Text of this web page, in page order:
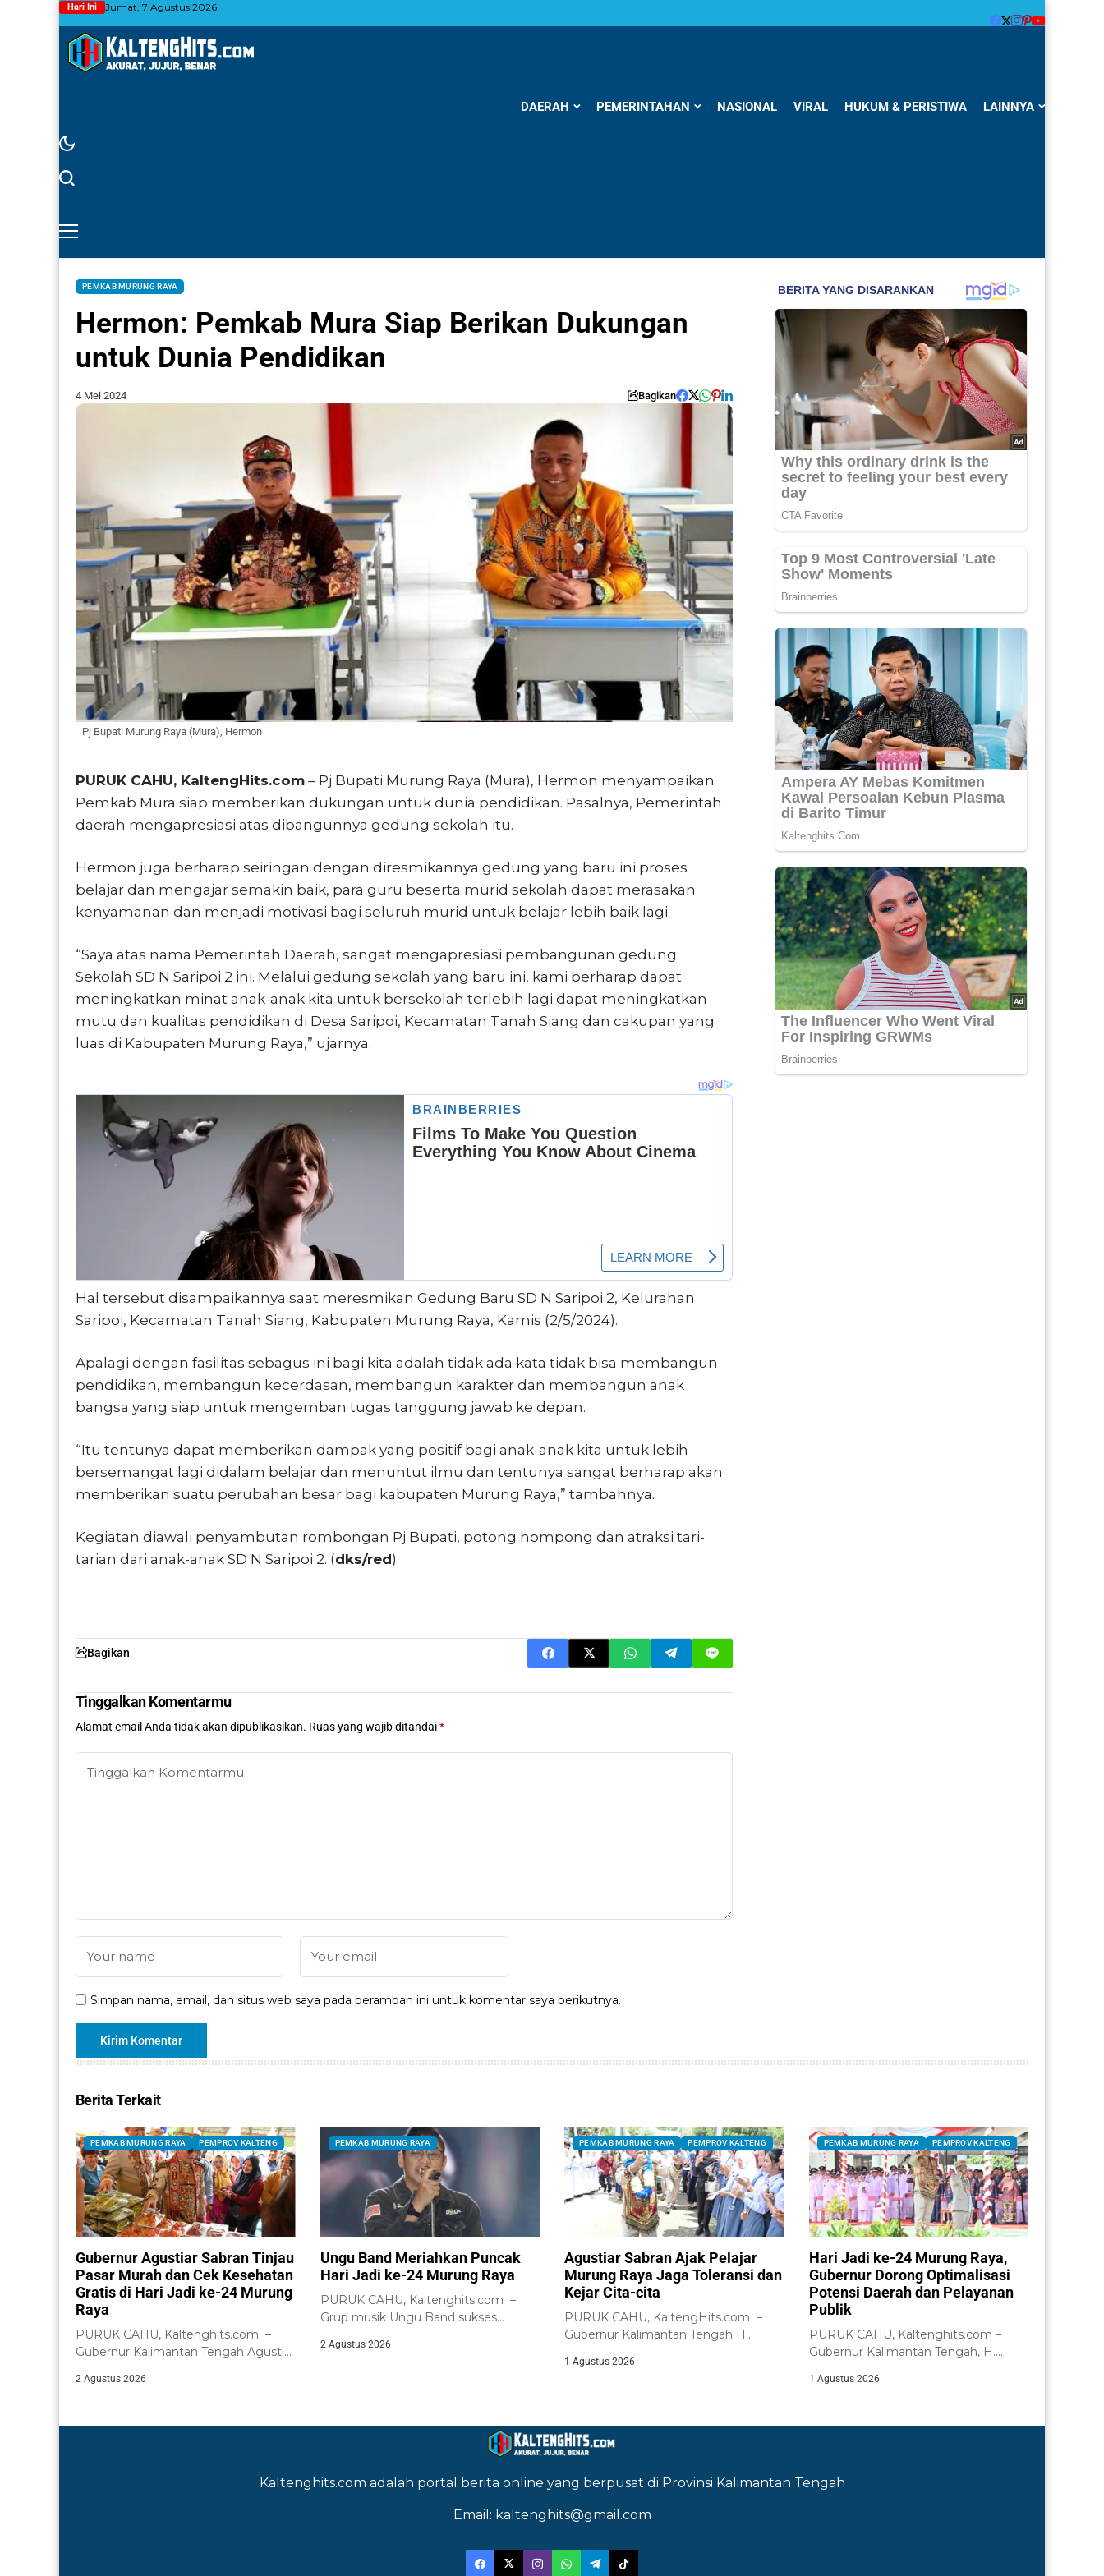
Hari Ini Jumat, 7 Agustus 2026
DAERAH PEMERINTAHAN NASIONAL VIRAL HUKUM & PERISTIWA LAINNYA
PEMKAB MURUNG RAYA
Hermon: Pemkab Mura Siap Berikan Dukungan
untuk Dunia Pendidikan
4 Mei 2024 Bagikan
Pj Bupati Murung Raya (Mura), Hermon
PURUK CAHU, KaltengHits.com – Pj Bupati Murung Raya (Mura), Hermon menyampaikan
Pemkab Mura siap memberikan dukungan untuk dunia pendidikan. Pasalnya, Pemerintah
daerah mengapresiasi atas dibangunnya gedung sekolah itu.
Hermon juga berharap seiringan dengan diresmikannya gedung yang baru ini proses
belajar dan mengajar semakin baik, para guru beserta murid sekolah dapat merasakan
kenyamanan dan menjadi motivasi bagi seluruh murid untuk belajar lebih baik lagi.
“Saya atas nama Pemerintah Daerah, sangat mengapresiasi pembangunan gedung
Sekolah SD N Saripoi 2 ini. Melalui gedung sekolah yang baru ini, kami berharap dapat
meningkatkan minat anak-anak kita untuk bersekolah terlebih lagi dapat meningkatkan
mutu dan kualitas pendidikan di Desa Saripoi, Kecamatan Tanah Siang dan cakupan yang
luas di Kabupaten Murung Raya,” ujarnya.
Hal tersebut disampaikannya saat meresmikan Gedung Baru SD N Saripoi 2, Kelurahan
Saripoi, Kecamatan Tanah Siang, Kabupaten Murung Raya, Kamis (2/5/2024).
Apalagi dengan fasilitas sebagus ini bagi kita adalah tidak ada kata tidak bisa membangun
pendidikan, membangun kecerdasan, membangun karakter dan membangun anak
bangsa yang siap untuk mengemban tugas tanggung jawab ke depan.
“Itu tentunya dapat memberikan dampak yang positif bagi anak-anak kita untuk lebih
bersemangat lagi didalam belajar dan menuntut ilmu dan tentunya sangat berharap akan
memberikan suatu perubahan besar bagi kabupaten Murung Raya,” tambahnya.
Kegiatan diawali penyambutan rombongan Pj Bupati, potong hompong dan atraksi tari-
tarian dari anak-anak SD N Saripoi 2. (dks/red)
Bagikan
Tinggalkan Komentarmu
Alamat email Anda tidak akan dipublikasikan. Ruas yang wajib ditandai*
Simpan nama, email, dan situs web saya pada peramban ini untuk komentar saya berikutnya.
Berita Terkait
PEMKAB MURUNG RAYA PEMPROV KALTENG
Gubernur Agustiar Sabran Tinjau
Pasar Murah dan Cek Kesehatan
Gratis di Hari Jadi ke-24 Murung
Raya
PURUK CAHU, Kaltenghits.com –
Gubernur Kalimantan Tengah Agustiar
pelaksanaan...
2 Agustus 2026
PEMKAB MURUNG RAYA
Ungu Band Meriahkan Puncak
Hari Jadi ke-24 Murung Raya
PURUK CAHU, Kaltenghits.com –
Grup musik Ungu Band sukses
2 Agustus 2026
PEMKAB MURUNG RAYA PEMPROV KALTENG
Agustiar Sabran Ajak Pelajar
Murung Raya Jaga Toleransi dan
Kejar Cita-cita
PURUK CAHU, KaltengHits.com –
Gubernur Kalimantan Tengah H
1 Agustus 2026
PEMKAB MURUNG RAYA PEMPROV KALTENG
Hari Jadi ke-24 Murung Raya,
Gubernur Dorong Optimalisasi
Potensi Daerah dan Pelayanan
Publik
PURUK CAHU, Kaltenghits.com –
Gubernur Kalimantan Tengah, H.
1 Agustus 2026
Kaltenghits.com adalah portal berita online yang berpusat di Provinsi Kalimantan Tengah
Email: kaltenghits@gmail.com